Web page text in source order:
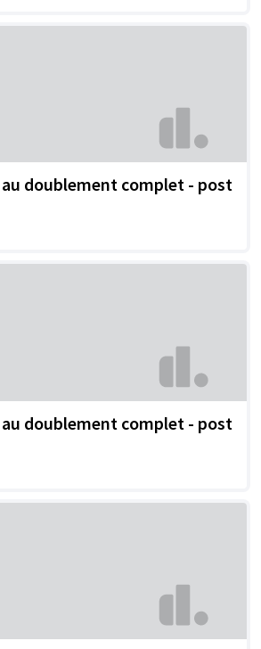
doublement complet - post
doublement complet - post